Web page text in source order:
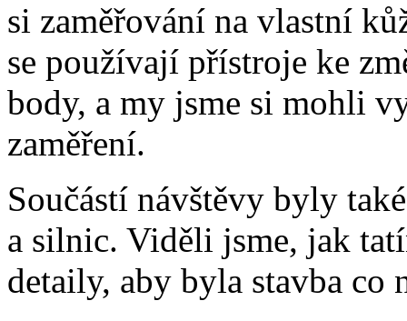
si zaměřování na vlastní
se používají přístroje ke
body, a my jsme si mohli
zaměření.
Součástí návštěvy byly
a silnic. Viděli jsme, jak
detaily, aby byla stavba co